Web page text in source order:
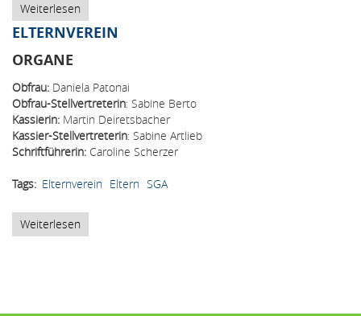
Weiterlesen
Laptopladewagen
-
ELTERNVEREIN
ORGANE
Obfrau: Daniela Patonai
Obfrau-Stellvertreterin: Sabine Berto
Kassierin: Martin Deiretsbacher
Kassier-Stellvertreterin: Sabine Artlieb
Schriftführerin: Caroline Scherzer
Tags Elternverein Eltern SGA
Weiterlesen
Elternverein